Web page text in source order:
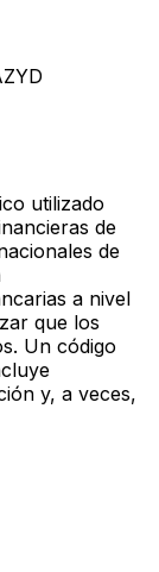
utilizado
de
de
a nivel
que los
Un código
y, a veces,